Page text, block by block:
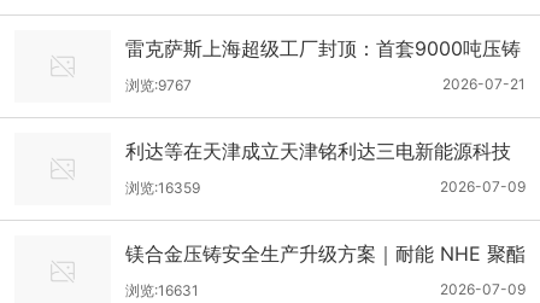
雷克萨斯上海超级工厂封顶：首套9000吨压铸
单元即将交付
2026-07-21
浏览:9767
利达等在天津成立天津铭利达三电新能源科技
有限公司
2026-07-09
浏览:16359
镁合金压铸安全生产升级方案｜耐能 NHE 聚酯
抗燃液压油，化解镁液高温爆炸双重风险2026-07-09
浏览:16631